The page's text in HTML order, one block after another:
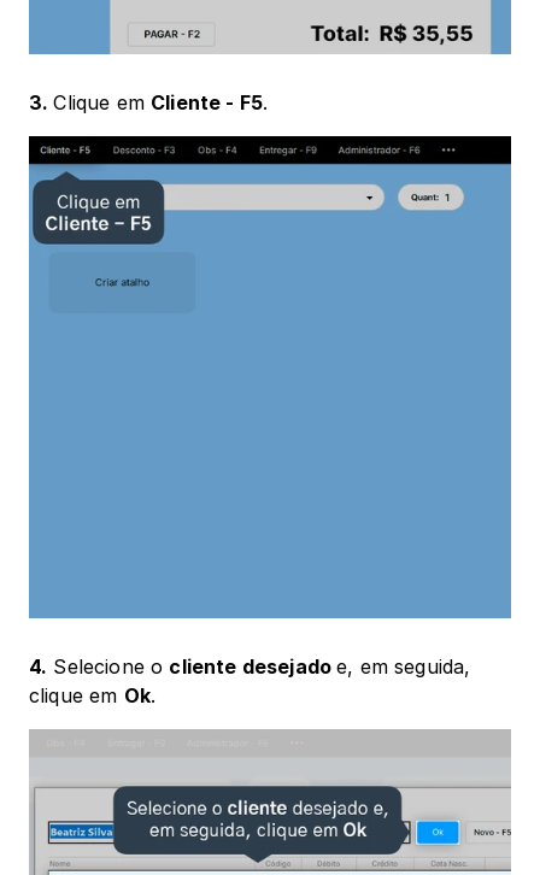
3. Clique em Cliente - F5.
4. Selecione o cliente desejado e, em seguida,
clique em Ok.